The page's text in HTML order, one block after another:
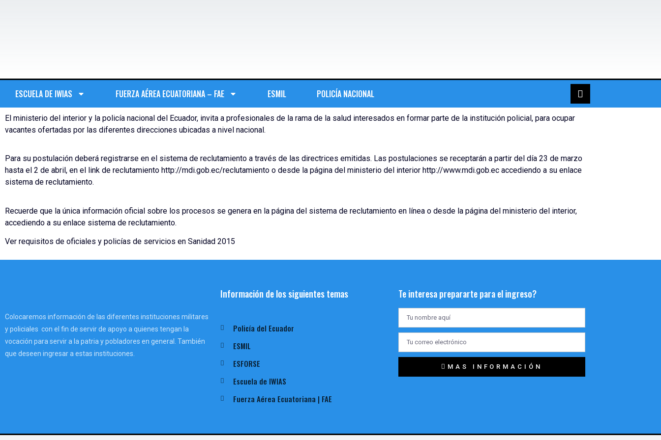
ESCUELA DE IWIAS FUERZA AÉREA ECUATORIANA – FAE ESMIL POLICÍA NACIONAL
El ministerio del interior y la policía nacional del Ecuador, invita a profesionales de la rama de la salud interesados en formar parte de la institución policial, para ocupar
vacantes ofertadas por las diferentes direcciones ubicadas a nivel nacional.
Para su postulación deberá registrarse en el sistema de reclutamiento a través de las directrices emitidas. Las postulaciones se receptarán a partir del día 23 de marzo
hasta el 2 de abril, en el link de reclutamiento http://mdi.gob.ec/reclutamiento o desde la página del ministerio del interior http://www.mdi.gob.ec accediendo a su enlace
sistema de reclutamiento.
Recuerde que la única información oficial sobre los procesos se genera en la página del sistema de reclutamiento en línea o desde la página del ministerio del interior,
accediendo a su enlace sistema de reclutamiento.
Ver requisitos de oficiales y policías de servicios en Sanidad 2015
Colocaremos información de las diferentes instituciones militares
y policiales con el fin de servir de apoyo a quienes tengan la
vocación para servir a la patria y pobladores en general. También
que deseen ingresar a estas instituciones.
Información de los siguientes temas
Policía del Ecuador
ESMIL
ESFORSE
Escuela de IWIAS
Fuerza Aérea Ecuatoriana | FAE
Te interesa prepararte para el ingreso?
MAS INFORMACIÓN